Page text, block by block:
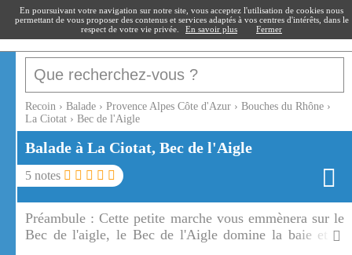
recoin.fr
Recoin › Balade › Provence Alpes Côte d'Azur › Bouches du Rhône ›
La Ciotat › Bec de l'Aigle
Balade à La Ciotat, Bec de l'Aigle
5 notes
Préambule :Cette petite marche vous emmènera sur le
Bec de l'aigle, le Bec de l'Aigle domine la baie et la
En poursuivant votre navigation sur notre site, vous acceptez l'utilisation de cookies nous
permettant de vous proposer des contenus et services adaptés à vos centres d'intérêts, dans le
respect de votre vie privée.
En savoir plus Fermer